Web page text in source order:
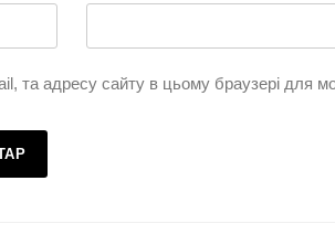
та адресу сайту в цьому браузері для